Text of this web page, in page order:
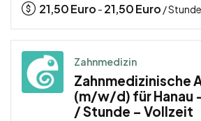
21,50Euro - 21,50Euro / Stunde
Zahnmedizin
Zahnmedizinische
(m/w/d) für Hanau
/ Stunde – Vollzeit